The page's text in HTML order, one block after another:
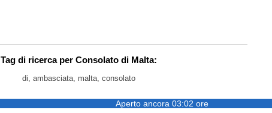
Tag di ricerca per Consolato di Malta:
di, ambasciata, malta, consolato
Aperto ancora 03:02 ore